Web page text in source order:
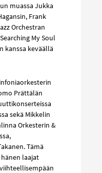
muassa Jukka
Frank
Orchestran
My Soul
kanssa keväällä
Prättälän
sekä Mikkelin
Orkesterin &
Tämä
laajat